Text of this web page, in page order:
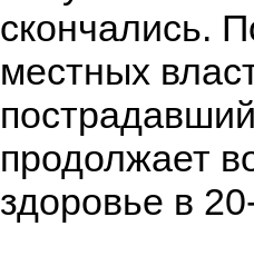
скончались.
местных
продолжает
здоровье в